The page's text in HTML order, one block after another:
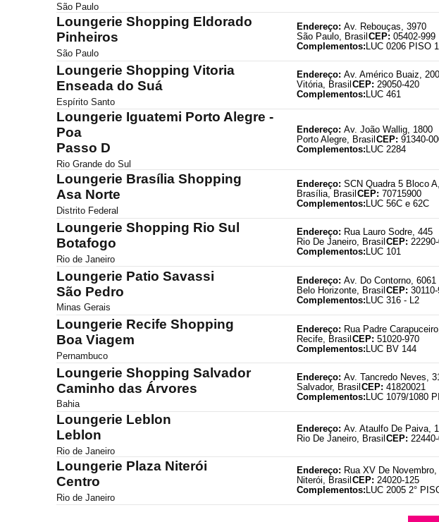
São Paulo
Loungerie Shopping Eldorado
Pinheiros
São Paulo
Endereço: Av. Rebouças 3970
São Paulo, BrasilCEP: 05402-999
Complementos:LUC 0206 PISO 1
Loungerie Shopping Vitoria
Enseada do Suá
Espírito Santo
Endereço: Av. Américo Buaiz, 200
Vitória, Brasil CEP: 29050-420
Complementos: LUC 461
Loungerie Iguatemi Porto Alegre -
Poa
Passo D
Rio Grande do Sul
Endereço: Av. João Wallig, 1800
Porto Alegre, BrasilCEP: 91340-
Complementos:LUC 2284
Loungerie Brasília Shopping
Asa Norte
Distrito Federal
Endereço: SCN Quadra 5 Bloco A,
Brasília, BrasilCEP: 70715900
Complementos:LUC 56C e 62C
Loungerie Shopping Rio Sul
Botafogo
Rio de Janeiro
Endereço: Rua Lauro Sodre, 445
Rio De Janeiro, Brasil CEP:
Complementos: LUC 101
Loungerie Patio Savassi
São Pedro
Minas Gerais
Endereço: Av. Do Contorno, 6061
Belo Horizonte, Brasil CEP:
Complementos: LUC 316 - L2
Loungerie Recife Shopping
Boa Viagem
Pernambuco
Endereço: Rua Padre Carapuceiro,
Recife, BrasilCEP: 51020-970
Complementos:LUC BV 144
Loungerie Shopping Salvador
Caminho das Árvores
Bahia
Endereço: Av. Tancredo Neves,
Salvador, Brasil CEP: 41820021
Complementos: LUC 1079/1080
Loungerie Leblon
Leblon
Rio de Janeiro
Endereço: Av. Ataulfo De Paiva,
Rio De Janeiro, Brasil CEP:
Loungerie Plaza Niterói
Centro
Rio de Janeiro
Endereço: Rua XV De Novembro,
Niterói, Brasil CEP: 24020-125
Complementos: LUC 2005 2°